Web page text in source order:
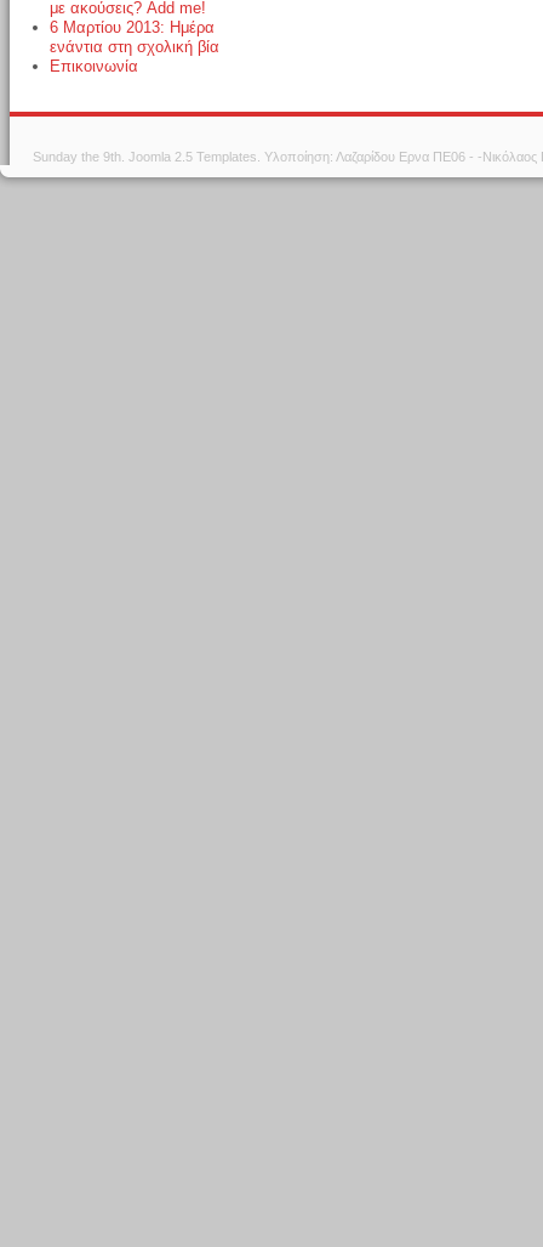
με ακούσεις? Add me!
6 Μαρτίου 2013: Ημέρα
ενάντια στη σχολική βία
Επικοινωνία
Sunday the 9th.Joomla 2.5 Templates . Υλοποίηση: Λαζαρίδου Ερνα ΠΕ06 - -